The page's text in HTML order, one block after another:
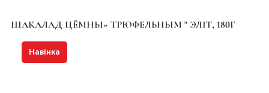
ШАКАЛАД ЦЁМНЫ» ТРЮФЕЛЬНЫМ " ЭЛІТ, 180Г
Навінка